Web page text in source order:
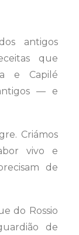
antigos
que
e Capilé
— e
Criámos
vivo e
de
do Rossio
de